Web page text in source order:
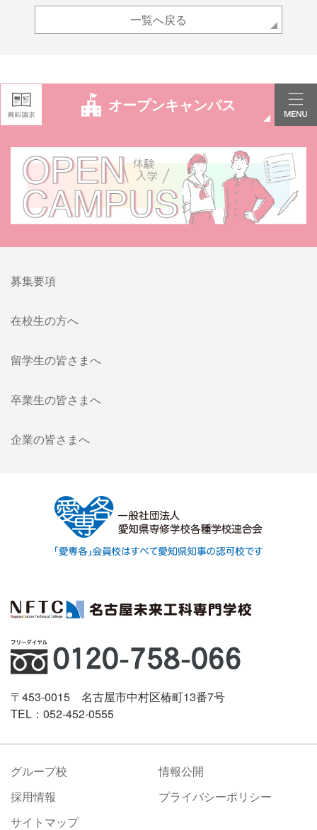
一覧へ戻る
オープンキャンパス
募集要項
在校生の方へ
留学生の皆さまへ
卒業生の皆さまへ
企業の皆さまへ
〒453-0015 名古屋市中村区椿町13番7号
TEL：052-452-0555
グループ校
情報公開
採用情報
プライバシーポリシー
サイトマップ